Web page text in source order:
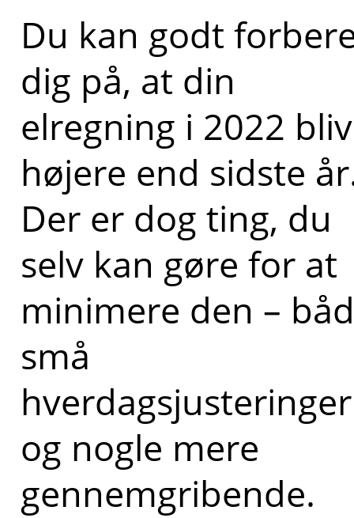
Du kan godt
dig på, at din
elregning i 2022
højere end sidste
Der er dog ting, du
selv kan gøre for at
minimere den –
små
hverdagsjusteringer
og nogle mere
gennemgribende.